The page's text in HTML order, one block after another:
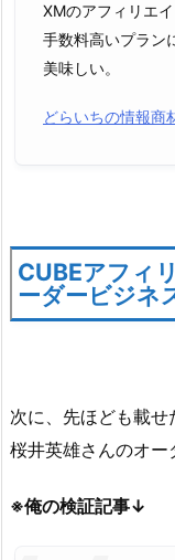
XMのアフィリエ
手数料高いプラン
美味しい。
どらいちの情報商
CUBEアフィ
ーダービジネ
次に、先ほども載せ
桜井英雄さんのオー
※俺の検証記事↓